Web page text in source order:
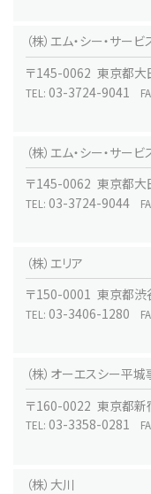
（株）エム・シー・サービ
〒145-0062 東京都
TEL: 03-3724-9041
（株）エム・シー・サービ
〒145-0062 東京都
TEL: 03-3724-9044
（株）エリア
〒150-0001 東京都
TEL: 03-3406-1280
（株）オーエスシー平
〒160-0022 東京都新
TEL: 03-3358-0281
（株）大川